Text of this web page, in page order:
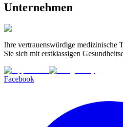
Unternehmen
Ihre vertrauenswürdige medizinische
Sie sich mit erstklassigen
Facebook